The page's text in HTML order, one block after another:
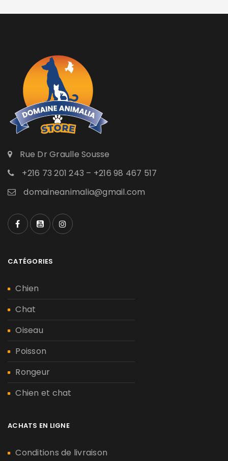
Rue Dr Graulle Sousse
+216 73 201 243 – +216 98 467 517
domaineanimalia@gmail.com
CATÉGORIES
Chien
Chat
Oiseau
Poisson
Rongeur
Chien et chat
ACHATS EN LIGNE
Conditions de livraison